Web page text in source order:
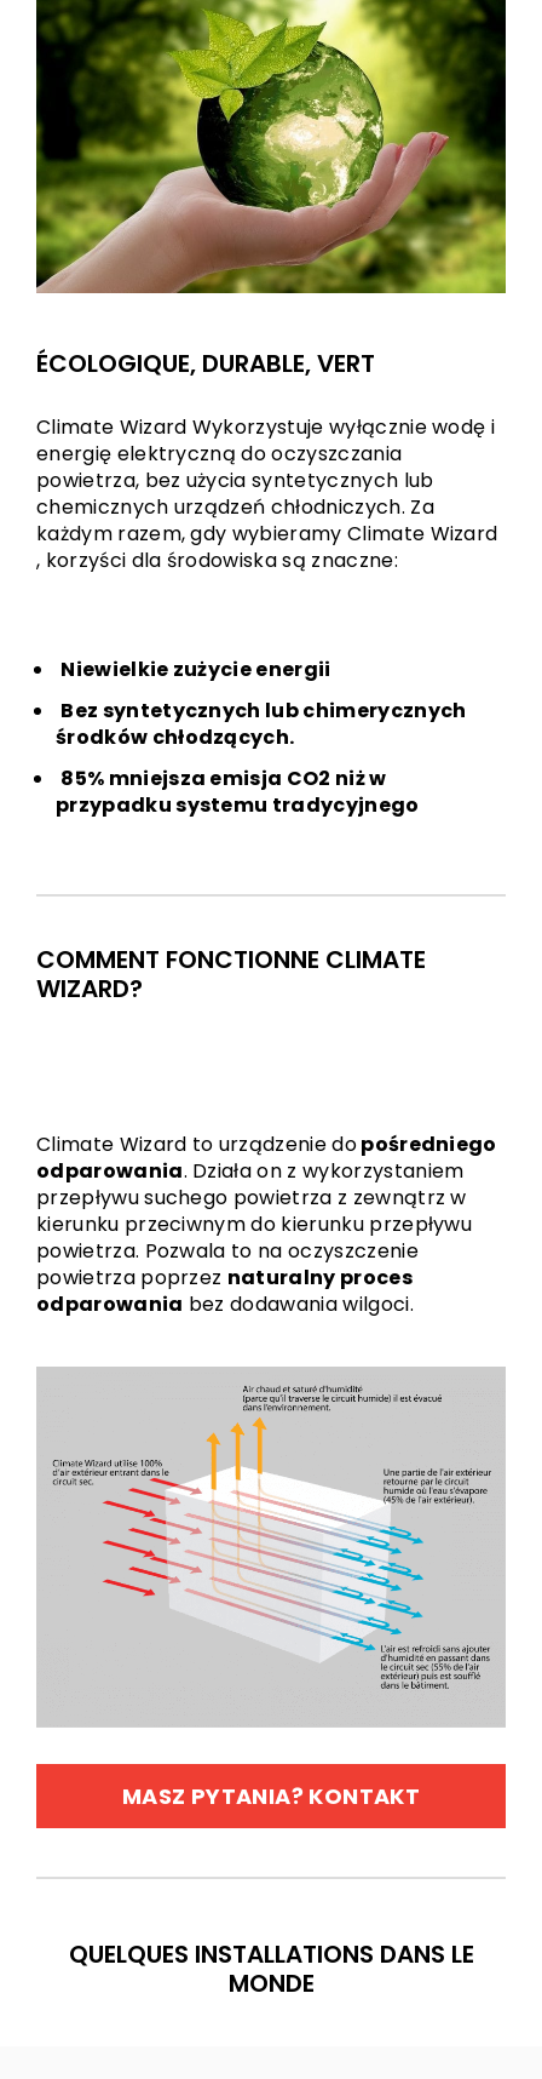
ÉCOLOGIQUE, DURABLE, VERT
Climate Wizard Wykorzystuje wyłącznie wodę i
energię elektryczną do oczyszczania
powietrza, bez użycia syntetycznych lub
chemicznych urządzeń chłodniczych. Za
każdym razem, gdy wybieramy Climate Wizard
, korzyści dla środowiska są znaczne:
Niewielkie zużycie energii
Bez syntetycznych lub chimerycznych
środków chłodzących.
85% mniejsza emisja CO2 niż w
przypadku systemu tradycyjnego
COMMENT FONCTIONNE CLIMATE
WIZARD?
Climate Wizard to urządzenie dopośredniego
odparowania. Działa on z wykorzystaniem
przepływu suchego powietrza z zewnątrz w
kierunku przeciwnym do kierunku przepływu
powietrza. Pozwala to na oczyszczenie
powietrza poprzez naturalny proces
odparowania bez dodawania wilgoci.
MASZ PYTANIA? KONTAKT
QUELQUES INSTALLATIONS DANS LE
MONDE